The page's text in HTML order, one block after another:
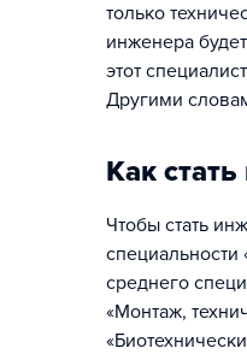
только
инженера
этот
Другими
Как
Чтобы стать
специальности
среднего
«Монтаж,